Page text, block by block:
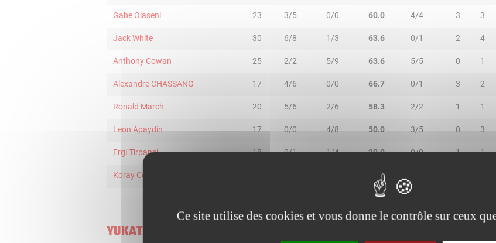
Gabe Olaseni 23 3/5 0/0 60.0 4/4 3 3
Jack White 30 6/8 1/3 63.6 0/1 2 4
Anthony Cowan 25 2/2 5/9 63.6 5/5 0 1
Alexandre CHASSANG 17 4/6 0/0 66.7 0/1 3 2
Ronald March 20 5/6 2/6 58.3 2/2 1 1
Leon Apaydin 17 0/0 4/8 50.0 3/5 0 3
Ergi Tirpanci 18 0/1 1/4 20.0 0/0 1 1
Koray Cekici
YUKATEL DENIZLI BASKET
Ce site utilise des cookies et vous donne le contrôle sur ceux